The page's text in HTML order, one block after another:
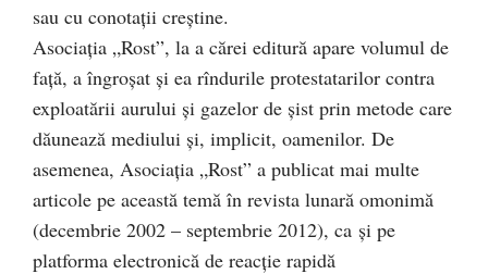
sau cu conotaţii creştine.
Asociaţia „Rost”, la a cărei editură apare volumul de
faţă, a îngroşat şi ea rîndurile protestatarilor contra
exploatării aurului şi gazelor de şist prin metode care
dăunează mediului şi, implicit, oamenilor. De
asemenea, Asociaţia „Rost” a publicat mai multe
articole pe această temă în revista lunară omonimă
(decembrie 2002 – septembrie 2012), ca şi pe
platforma electronică de reacţie rapidă